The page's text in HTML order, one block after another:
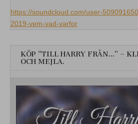
https://soundcloud.com/user-
2019-vem-vad-varfor
KÖP ”TILL HARRY FRÅN…” –
OCH MEJLA.